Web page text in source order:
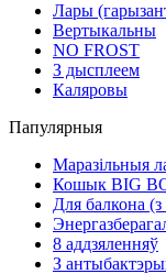
Лары
Вертыкальны
NO FROST
З дысплеем
Каляровы
Папулярныя
Маразільныя
Кошык BIG
Для балкона (з
8 аддзяленняў
З